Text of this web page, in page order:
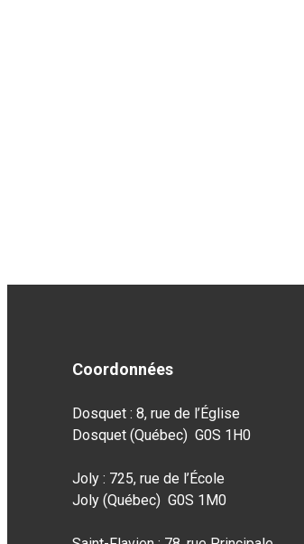
Coordonnées
Dosquet : 8, rue de l’Église
Dosquet (Québec) G0S 1H0
Joly : 725, rue de l’École
Joly (Québec) G0S 1M0